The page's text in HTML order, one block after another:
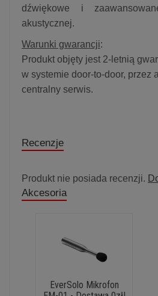
dźwiękowe i
akustycznej.
Warunki gwarancji:
Produkt objęty jest 2-letnią
w systemie door-to-door, przez
centralny serwis.
Recenzje
Produkt nie posiada recenzji.
Akcesoria
EverSolo Mikrofon